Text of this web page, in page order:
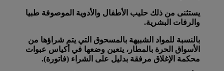
يستثنى من ذلك حليب الأطفال والأدوية الموصوفة طبيا
والرفات البشرية.
بالنسبة للمواد الشبيهة بالمسحوق التي يتم شراؤها من
الأسواق الحرة بالمطار، يتعين وضعها في أكياس عبوات
محكمة الإغلاق مرفقة بدليل على الشراء (فاتورة).